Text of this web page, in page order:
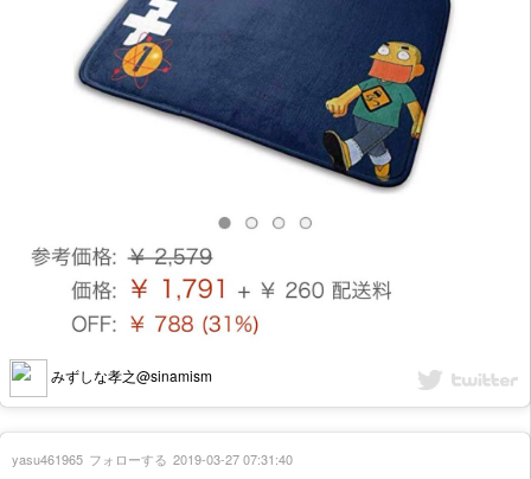
みずしな孝之@sinamism
yasu461965 フォローする 2019-03-27 07:31:40